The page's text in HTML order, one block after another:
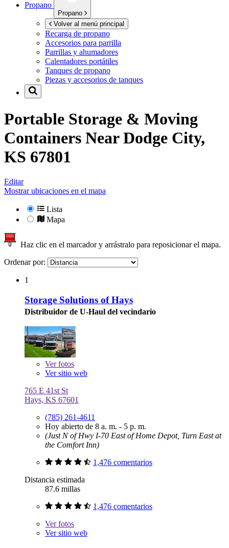
Propano
Propano
Volver al menú principal
Recarga de propano
Accesorios para parrilla
Parrillas y ahumadores
Calentadores portátiles
Tanques de propano
Piezas y accesorios de tanques
Portable Storage & Moving
Containers NearDodge City,
KS 67801
Editar
Mostrar ubicaciones en el mapa
Lista
Mapa
Haz clic en el marcador y arrástralo para reposicionar el mapa.
Ordenar por:
1
Storage Solutions of Hays
Distribuidor de U-Haul del vecindario
Verfotos
Ver sitio web
765 E 41st St
Hays, KS 67601
(785) 261-4611
Hoy abierto de 8 a. m. - 5 p. m.
(Just N of Hwy I-70 East of Home Depot, Turn East at
the Comfort Inn)
1,476 comentarios
Distancia estimada
87.6 millas
1,476 comentarios
Verfotos
Ver sitio web